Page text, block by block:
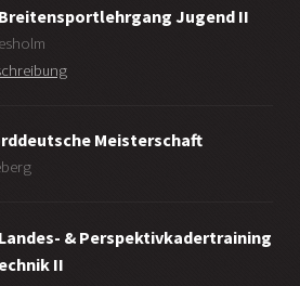
Jugend II
Meisterschaft
& Perspektivkadertraining
II